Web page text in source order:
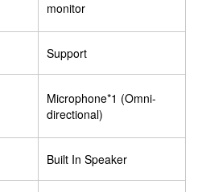
monitor
Support
Microphone*1 (Omni-
directional)
Built In Speaker